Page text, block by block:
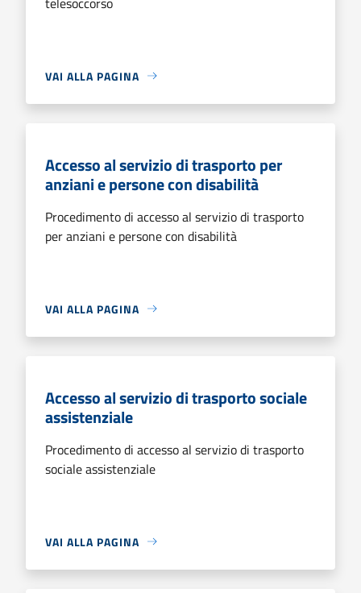
VAI ALLA PAGINA
Accesso al servizio di trasporto per
anziani e persone con disabilità
Procedimento di accesso al servizio di trasporto
per anziani e persone con disabilità
VAI ALLA PAGINA
Accesso al servizio di trasporto sociale
assistenziale
Procedimento di accesso al servizio di trasporto
sociale assistenziale
VAI ALLA PAGINA